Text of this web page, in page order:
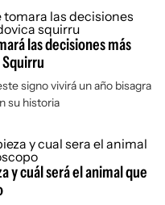
las decisiones más
signo vivirá un año bisagra
su historia
y cuál será el animal que